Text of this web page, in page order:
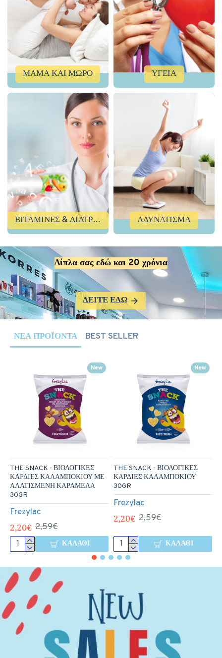
ΜΑΜΑ ΚΑΙ ΜΩΡΟ ΥΓΕΙΑ
ΒΙΤΑΜΙΝΕΣ & ΔΙΑΤΡΟΦΗ ΑΔΥΝΑΤΙΣΜΑ
Δίπλα σας εδώ και 20 χρόνια
ΔΕΊΤΕ ΕΔΏ
ΝΈΑ ΠΡΟΪΌΝΤΑ BEST SELLER
New
Frezylac
THE SNACK - ΒΙΟΛΟΓΙΚΕΣ
ΚΑΡΔΙΕΣ ΚΑΛΑΜΠΟΚΙΟΥ ΜΕ
ΑΛΑΤΙΣΜΕΝΗ ΚΑΡΑΜΕΛΑ
30GR
2,20€ 2,59€
ΚΑΛΆΘΙ
New
Frezylac
THE SNACK - ΒΙΟΛΟΓΙΚΕΣ
ΚΑΡΔΙΕΣ ΚΑΛΑΜΠΟΚΙΟΥ
30GR
2,20€ 2,59€
ΚΑΛΆΘΙ